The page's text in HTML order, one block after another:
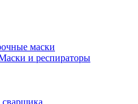
маски
и респираторы